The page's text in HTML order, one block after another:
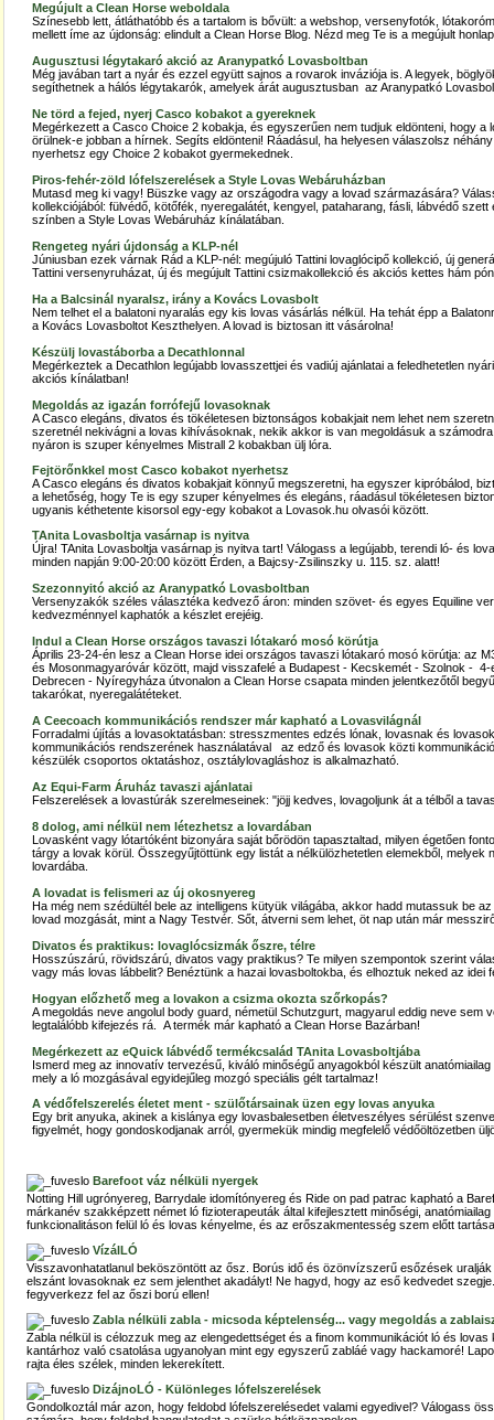
Megújult a Clean Horse weboldala
Színesebb lett, átláthatóbb és a tartalom is bővült: a webshop, versenyfotók,
mellett íme az újdonság: elindult a Clean Horse Blog. Nézd meg Te is a megújult
Augusztusi légytakaró akció az Aranypatkó Lovasboltban
Még javában tart a nyár és ezzel együtt sajnos a rovarok inváziója is. A legyek,
segíthetnek a hálós légytakarók, amelyek árát augusztusban az Aranypatkó
Ne törd a fejed, nyerj Casco kobakot a gyereknek
Megérkezett a Casco Choice 2 kobakja, és egyszerűen nem tudjuk eldönteni, hogy a
örülnek-e jobban a hírnek. Segíts eldönteni! Ráadásul, ha helyesen válaszolsz
nyerhetsz egy Choice 2 kobakot gyermekednek.
Piros-fehér-zöld lófelszerelések a Style Lovas Webáruházban
Mutasd meg ki vagy! Büszke vagy az országodra vagy a lovad származására?
kollekciójából: fülvédő, kötőfék, nyeregalátét, kengyel, pataharang, fásli, lábvédő
színben a Style Lovas Webáruház kínálatában.
Rengeteg nyári újdonság a KLP-nél
Júniusban ezek várnak Rád a KLP-nél: megújuló Tattini lovaglócipő kollekció, új
Tattini versenyruházat, új és megújult Tattini csizmakollekció és akciós kettes hám
Ha a Balcsinál nyaralsz, irány a Kovács Lovasbolt
Nem telhet el a balatoni nyaralás egy kis lovas vásárlás nélkül. Ha tehát épp a
a Kovács Lovasboltot Keszthelyen. A lovad is biztosan itt vásárolna!
Készülj lovastáborba a Decathlonnal
Megérkeztek a Decathlon legújabb lovasszettjei és vadiúj ajánlatai a feledhetetlen
akciós kínálatban!
Megoldás az igazán forrófejű lovasoknak
A Casco elegáns, divatos és tökéletesen biztonságos kobakjait nem lehet nem
szeretnél nekivágni a lovas kihívásoknak, nekik akkor is van megoldásuk a
nyáron is szuper kényelmes Mistrall 2 kobakban ülj lóra.
Fejtörőnkkel most Casco kobakot nyerhetsz
A Casco elegáns és divatos kobakjait könnyű megszeretni, ha egyszer kipróbálod,
a lehetőség, hogy Te is egy szuper kényelmes és elegáns, ráadásul tökéletesen
ugyanis kéthetente kisorsol egy-egy kobakot a Lovasok.hu olvasói között.
TAnita Lovasboltja vasárnap is nyitva
Újra! TAnita Lovasboltja vasárnap is nyitva tart! Válogass a legújabb, terendi ló- és
minden napján 9:00-20:00 között Érden, a Bajcsy-Zsilinszky u. 115. sz. alatt!
Szezonnyitó akció az Aranypatkó Lovasboltban
Versenyzakók széles választéka kedvező áron: minden szövet- és egyes Equiline
kedvezménnyel kaphatók a készlet erejéig.
Indul a Clean Horse országos tavaszi lótakaró mosó körútja
Április 23-24-én lesz a Clean Horse idei országos tavaszi lótakaró mosó körútja: az
és Mosonmagyaróvár között, majd visszafelé a Budapest - Kecskemét - Szolnok -
Debrecen - Nyíregyháza útvonalon a Clean Horse csapata minden jelentkezőtől
takarókat, nyeregalátéteket.
A Ceecoach kommunikációs rendszer már kapható a Lovasvilágnál
Forradalmi újítás a lovasoktatásban: stresszmentes edzés lónak, lovasnak és
kommunikációs rendszerének használatával az edző és lovasok közti
készülék csoportos oktatáshoz, osztálylovagláshoz is alkalmazható.
Az Equi-Farm Áruház tavaszi ajánlatai
Felszerelések a lovastúrák szerelmeseinek: "jöjj kedves, lovagoljunk át a télből a
8 dolog, ami nélkül nem létezhetsz a lovardában
Lovasként vagy lótartóként bizonyára saját bőrödön tapasztaltad, milyen égetően
tárgy a lovak körül. Összegyűjtöttünk egy listát a nélkülözhetetlen elemekből, melyek
lovardába.
A lovadat is felismeri az új okosnyereg
Ha még nem szédültél bele az intelligens kütyük világába, akkor hadd mutassuk be
lovad mozgását, mint a Nagy Testvér. Sőt, átverni sem lehet, öt nap után már
Divatos és praktikus: lovaglócsizmák őszre, télre
Hosszúszárú, rövidszárú, divatos vagy praktikus? Te milyen szempontok szerint
vagy más lovas lábbelit? Benéztünk a hazai lovasboltokba, és elhoztuk neked az idei
Hogyan előzhető meg a lovakon a csizma okozta szőrkopás?
A megoldás neve angolul body guard, németül Schutzgurt, magyarul eddig neve sem
legtalálóbb kifejezés rá. A termék már kapható a Clean Horse Bazárban!
Megérkezett az eQuick lábvédő termékcsalád TAnita Lovasboltjába
Ismerd meg az innovatív tervezésű, kiváló minőségű anyagokból készült
mely a ló mozgásával egyidejűleg mozgó speciális gélt tartalmaz!
A védőfelszerelés életet ment - szülőtársainak üzen egy lovas anyuka
Egy brit anyuka, akinek a kislánya egy lovasbalesetben életveszélyes sérülést
figyelmét, hogy gondoskodjanak arról, gyermekük mindig megfelelő védőöltözetben
Barefoot váz nélküli nyergek
Notting Hill ugrónyereg, Barrydale idomítónyereg és Ride on pad patrac kapható a
márkanév szakképzett német ló fizioterapeuták által kifejlesztett minőségi,
funkcionalitáson felül ló és lovas kényelme, és az erőszakmentesség szem előtt
VízálLÓ
Visszavonhatatlanul beköszöntött az ősz. Borús idő és özönvízszerű esőzések
elszánt lovasoknak ez sem jelenthet akadályt! Ne hagyd, hogy az eső kedvedet
fegyverkezz fel az őszi ború ellen!
Zabla nélküli zabla - micsoda képtelenség... vagy megoldás a
Zabla nélkül is célozzuk meg az elengedettséget és a finom kommunikációt ló és
kantárhoz való csatolása ugyanolyan mint egy egyszerű zabláé vagy hackamoré!
rajta éles szélek, minden lekerekített.
DizájnoLÓ - Különleges lófelszerelések
Gondolkoztál már azon, hogy feldobd lófelszerelésedet valami egyedivel? Válogass